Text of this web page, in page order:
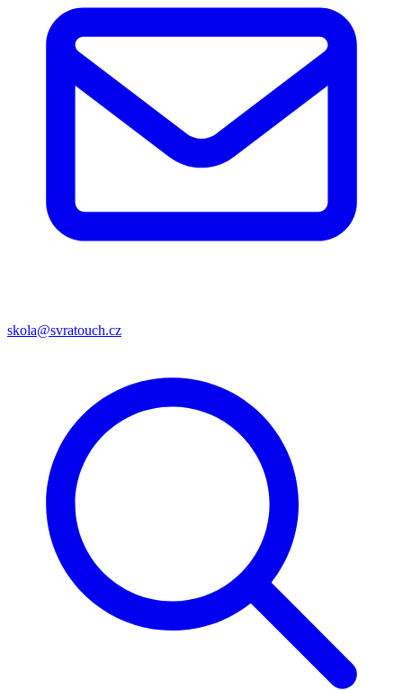
skola@svratouch.cz